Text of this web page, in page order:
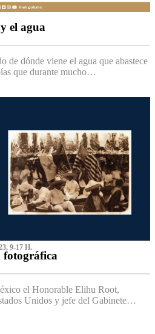
el agua
de dónde viene el agua que abastece
que durante mucho…
9-17 H.
fotográfica
el Honorable Elihu Root,
Unidos y jefe del Gabinete…